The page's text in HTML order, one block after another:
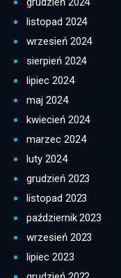
listopad 2024
wrzesień 2024
sierpień 2024
lipiec 2024
maj 2024
kwiecień 2024
marzec 2024
luty 2024
grudzień 2023
listopad 2023
październik 2023
wrzesień 2023
lipiec 2023